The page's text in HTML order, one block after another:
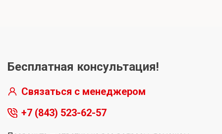
Бесплатная консультация!
Связаться с менеджером
+7 (843) 523-62-57